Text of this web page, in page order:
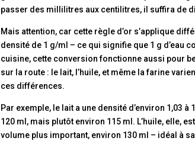
passer des millilitres aux centilitres, il suffira de
Mais attention, car cette règle d’or s’applique
densité de 1 g/ml – ce qui signifie que 1 g d’eau
cuisine, cette conversion fonctionne aussi pour
sur la route : le lait, l’huile, et même la farine
ces différences.
Par exemple, le lait a une densité d’environ 1,03
120 ml, mais plutôt environ 115 ml. L’huile, elle,
volume plus important, environ 130 ml – idéal à